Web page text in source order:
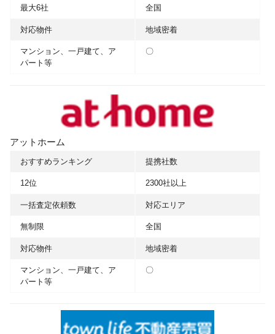
最大6社 全国
対応物件
マンション、一戸建て、ア
パート等
地域密着
〇
アットホーム
おすすめランキング
12位
提携社数
2300社以上
一括査定依頼数
無制限
対応エリア
全国
対応物件
マンション、一戸建て、ア
パート等
地域密着
〇